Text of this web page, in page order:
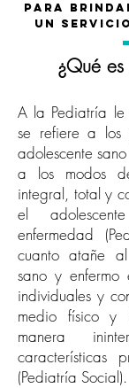
para
un
¿Qué
A la Pediatría le
se refiere a los
adolescente
a los modos
integral, total y
el
enfermedad
cuanto atañe
sano y enfermo
individuales y
medio físico y
manera
características
(Pediatría Social).